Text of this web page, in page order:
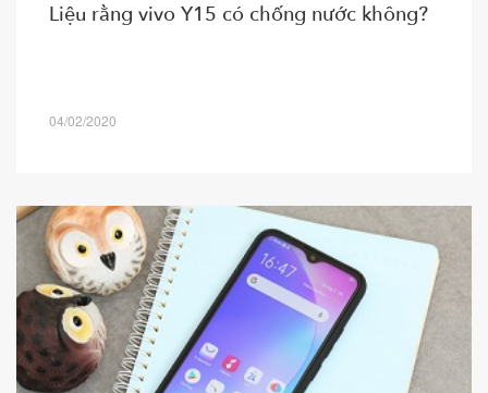
Liệu rằng vivo Y15 có chống nước không?
04/02/2020